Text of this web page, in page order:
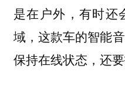
是在户外，有时还
域，这款车的智能
保持在线状态，还要